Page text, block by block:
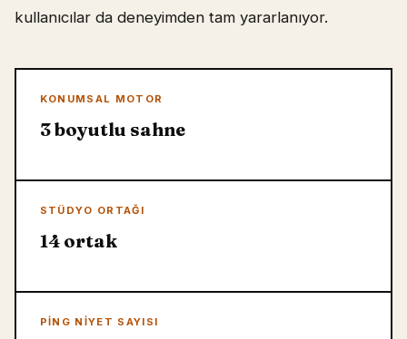
kullanıcılar da deneyimden tam yararlanıyor.
KONUMSAL MOTOR
3 boyutlu sahne
STÜDYO ORTAĞI
14 ortak
PING NIYET SAYISI